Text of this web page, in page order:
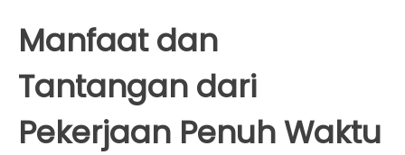
Manfaat dan
Tantangan dari
Pekerjaan Penuh Waktu